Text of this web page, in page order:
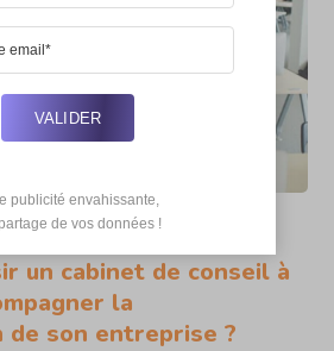
Business
un cabinet de conseil à
la
son entreprise ?
VALIDER
publicité envahissante,
de vos données !